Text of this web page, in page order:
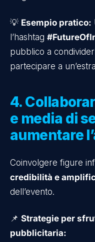
💡 Esempio pratico:
l’hashtag
pubblico a
partecipare a
4.
e media di
aumentare
Coinvolgere figure
credibilità e
dell’evento.
📌 Strategie per
pubblicitaria: